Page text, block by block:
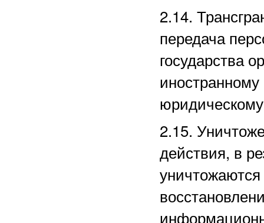
2.14.
передача
государства
2.15.
действия, в